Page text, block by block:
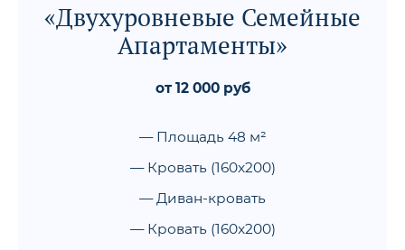
«Двухуровневые Семейные
Апартаменты»
от 12 000 руб
— Площадь 48 м²
— Кровать (160x200)
— Диван-кровать
— Кровать (160x200)